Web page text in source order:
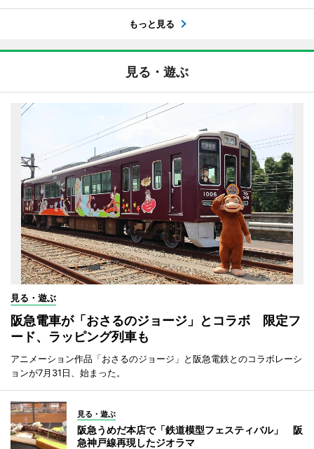
もっと見る
見る・遊ぶ
見る・遊ぶ
阪急電車が「おさるのジョージ」とコラボ 限定フ
ード、ラッピング列車も
アニメーション作品「おさるのジョージ」と阪急電鉄とのコラボレーシ
ョンが7月31日、始まった。
見る・遊ぶ
阪急うめだ本店で「鉄道模型フェスティバル」 阪
急神戸線再現したジオラマ